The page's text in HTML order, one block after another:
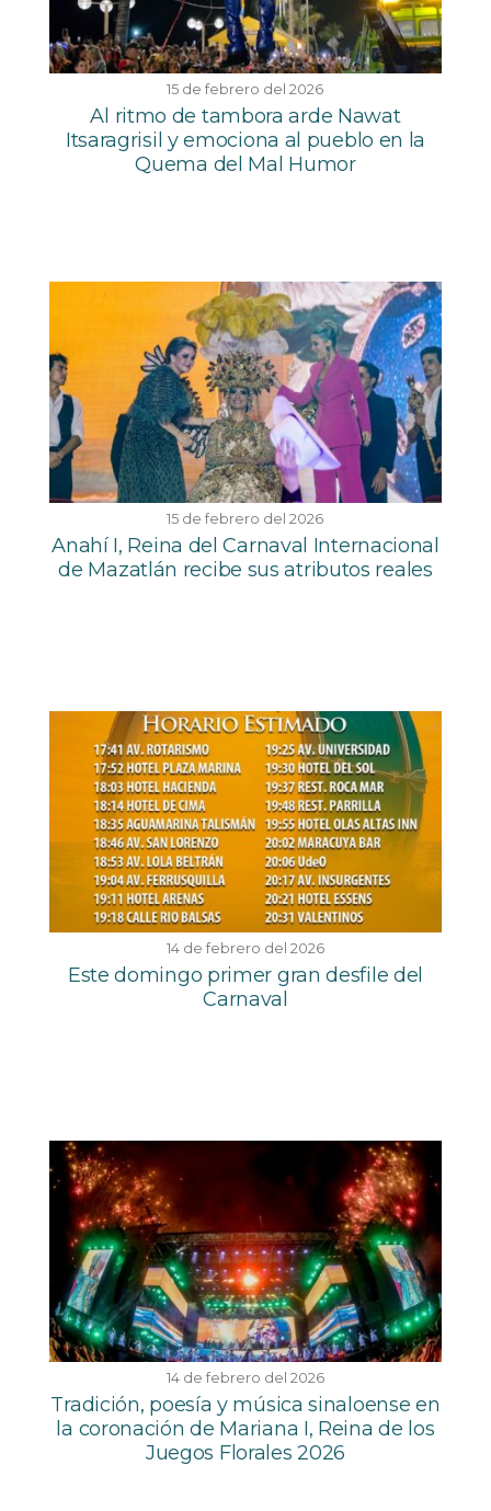
15 de febrero del 2026
Al ritmo de tambora arde Nawat
Itsaragrisil y emociona al pueblo en la
Quema del Mal Humor
15 de febrero del 2026
Anahí I, Reina del Carnaval Internacional
de Mazatlán recibe sus atributos reales
14 de febrero del 2026
Este domingo primer gran desfile del
Carnaval
14 de febrero del 2026
Tradición, poesía y música sinaloense en
la coronación de Mariana I, Reina de los
Juegos Florales 2026